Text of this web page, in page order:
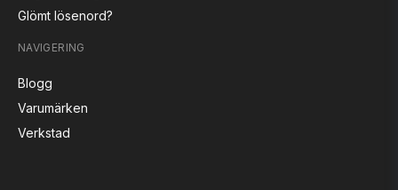
Glömt lösenord?
NAVIGERING
Blogg
Varumärken
Verkstad